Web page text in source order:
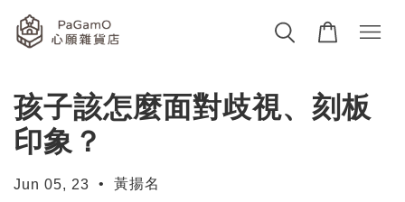
孩子該怎麼面對歧視、刻板
印象？
Jun 05, 23 • 黃揚名